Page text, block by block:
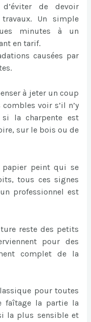
de devoir
Un simple
minutes à un
en tarif.
causées par
à jeter un coup
voir s’il n’y
la charpente est
sur le bois ou de
papier peint qui se
tous ces signes
professionnel est
reste des petits
pour des
complet de la
pour toutes
faîtage la partie la
la plus sensible et